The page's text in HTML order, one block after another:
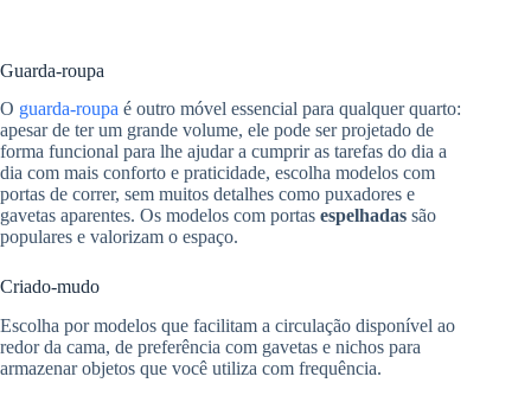
Guarda-roupa
O guarda-roupa é outro móvel essencial para qualquer quarto:
apesar de ter um grande volume, ele pode ser projetado de
forma funcional para lhe ajudar a cumprir as tarefas do dia a
dia com mais conforto e praticidade, escolha modelos com
portas de correr, sem muitos detalhes como puxadores e
gavetas aparentes. Os modelos com portas espelhadas são
populares e valorizam o espaço.
Criado-mudo
Escolha por modelos que facilitam a circulação disponível ao
redor da cama, de preferência com gavetas e nichos para
armazenar objetos que você utiliza com frequência.